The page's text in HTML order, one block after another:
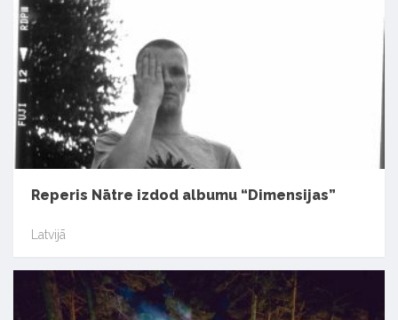
Reperis Nātre izdod albumu “Dimensijas”
Latvijā